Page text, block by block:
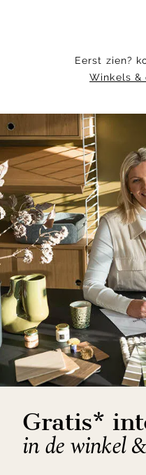
Eerst zien?
Winkels &
Gratis*
in de winkel